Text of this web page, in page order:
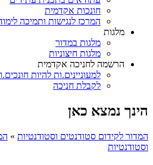
חונכות אקדמית
המרכז לנגישות ותמיכה
מלגות
מלגות במדור
מלגות חיצוניות
הרשמה לחניכה אקדמית
למעוניינים.ות להיות
לקבלת חניכה
הינך נמצא כאן
המדור לקידום סטודנטים וסטודנטיות »
וסטודנטיות